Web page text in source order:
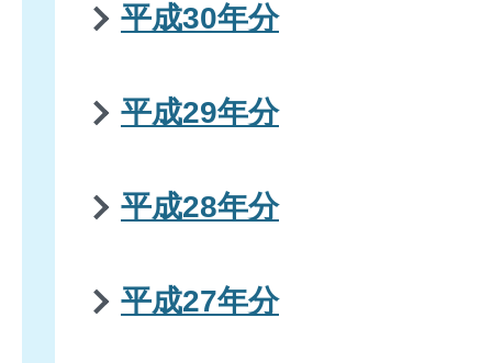
平成30年分
平成29年分
平成28年分
平成27年分